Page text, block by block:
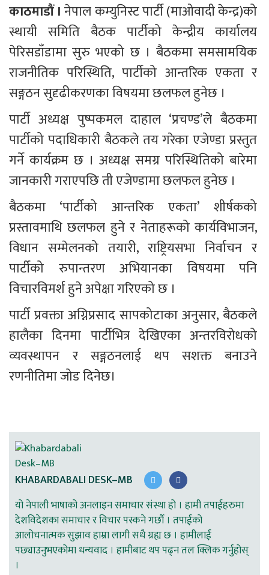
काठमाडौं । नेपाल कम्युनिस्ट पार्टी (माओवादी केन्द्र)को
स्थायी समिति बैठक पार्टीको केन्द्रीय कार्यालय
पेरिसडाँडामा सुरु भएको छ । बैठकमा समसामयिक
राजनीतिक परिस्थिति, पार्टीको आन्तरिक एकता र
सङ्गठन सुदृढीकरणका विषयमा छलफल हुनेछ ।
पार्टी अध्यक्ष पुष्पकमल दाहाल ‘प्रचण्ड’ले बैठकमा
पार्टीको पदाधिकारी बैठकले तय गरेका एजेण्डा प्रस्तुत
गर्ने कार्यक्रम छ । अध्यक्ष समग्र परिस्थितिको बारेमा
जानकारी गराएपछि ती एजेण्डामा छलफल हुनेछ ।
बैठकमा ‘पार्टीको आन्तरिक एकता’ शीर्षकको
प्रस्तावमाथि छलफल हुने र नेताहरूको कार्यविभाजन,
विधान सम्मेलनको तयारी, राष्ट्रियसभा निर्वाचन र
पार्टीको रुपान्तरण अभियानका विषयमा पनि
विचारविमर्श हुने अपेक्षा गरिएको छ ।
पार्टी प्रवक्ता अग्निप्रसाद सापकोटाका अनुसार, बैठकले
हालैका दिनमा पार्टीभित्र देखिएका अन्तरविरोधको
व्यवस्थापन र सङ्गठनलाई थप सशक्त बनाउने
रणनीतिमा जोड दिनेछ।
KHABARDABALI DESK–MB
यो नेपाली भाषाको अनलाइन समाचार संस्था हो । हामी तपाईहरुमा
देशविदेशका समाचार र विचार पस्कने गर्छौ । तपाईको
आलोचनात्मक सुझाव हाम्रा लागी सधै ग्रह्य छ । हामीलाई
पछ्याउनुभएकोमा धन्यवाद । हामीबाट थप पढ्न तल क्लिक गर्नुहोस्
।